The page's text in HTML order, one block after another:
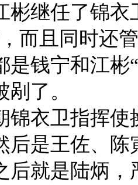
彬继任了锦衣
而且同时还
是钱宁和江彬
剐了。
锦衣卫指挥
后是王佐、
后就是陆炳